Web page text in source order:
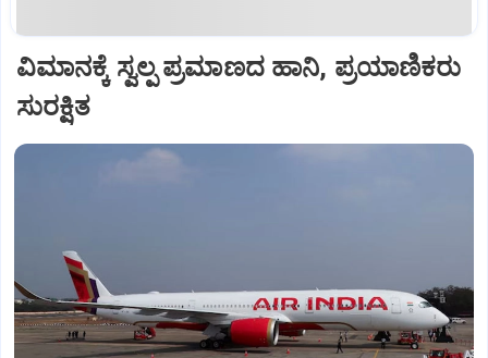
ವಿಮಾನಕ್ಕೆ ಸ್ವಲ್ಪ ಪ್ರಮಾಣದ ಹಾನಿ, ಪ್ರಯಾಣಿಕರು
ಸುರಕ್ಷಿತ